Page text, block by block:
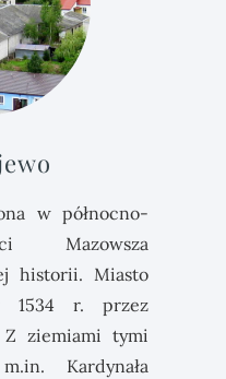
w północno-
Mazowsza
historii. Miasto
1534 r. przez
Z ziemiami tymi
Kardynała